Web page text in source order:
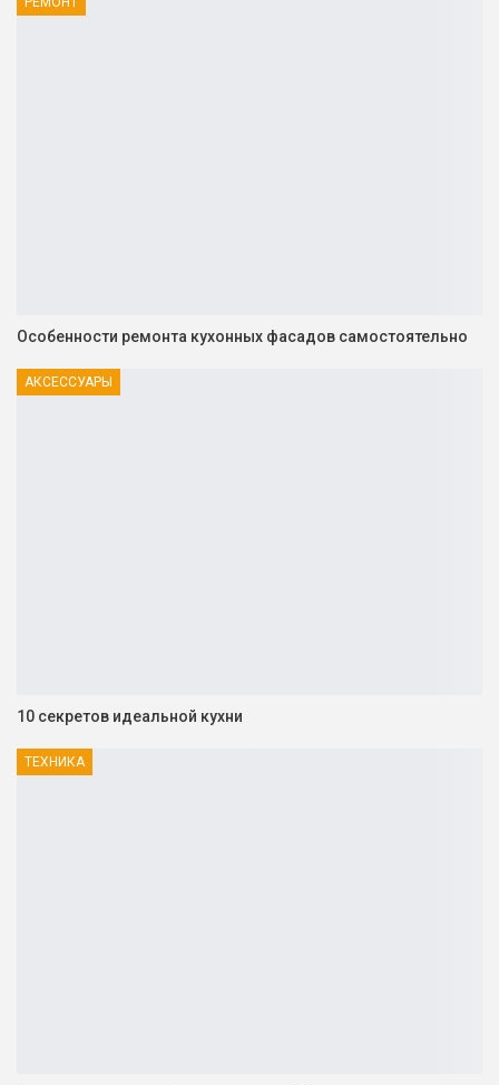
Особенности ремонта кухонных фасадов самостоятельно
АКСЕССУАРЫ
10 секретов идеальной кухни
ТЕХНИКА